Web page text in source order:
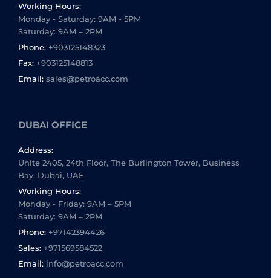
Working Hours:
Monday - Saturday: 9AM - 5PM
Saturday: 9AM – 2PM
Phone: +903125148323
Fax: +903125148813
Email: sales@petroacc.com
DUBAI OFFICE
Address:
Unite 2405, 24th Floor, The Burlington Tower, Business
Bay, Dubai, UAE
Working Hours:
Monday - Friday: 9AM – 5PM
Saturday: 9AM – 2PM
Phone: +97142394426
Sales: +971569584522
Email: info@petroacc.com